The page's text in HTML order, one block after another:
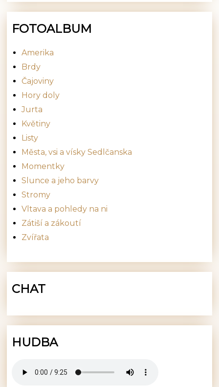
FOTOALBUM
Amerika
Brdy
Čajoviny
Hory doly
Jurta
Květiny
Listy
Města, vsi a vísky Sedlčanska
Momentky
Slunce a jeho barvy
Stromy
Vltava a pohledy na ni
Zátiší a zákoutí
Zvířata
CHAT
HUDBA